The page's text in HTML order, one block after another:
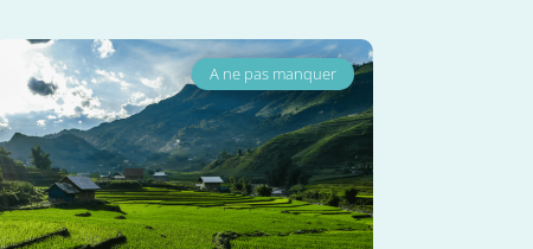
A ne pas manquer